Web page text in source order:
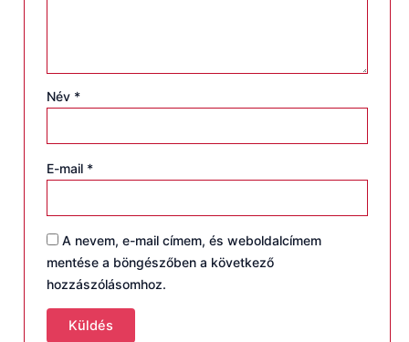
Név *
E-mail *
A nevem, e-mail címem, és weboldalcímem
mentése a böngészőben a következő
hozzászólásomhoz.